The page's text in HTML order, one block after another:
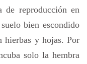
de reproducción en
bien escondido
hierbas y hojas. Por
solo la hembra